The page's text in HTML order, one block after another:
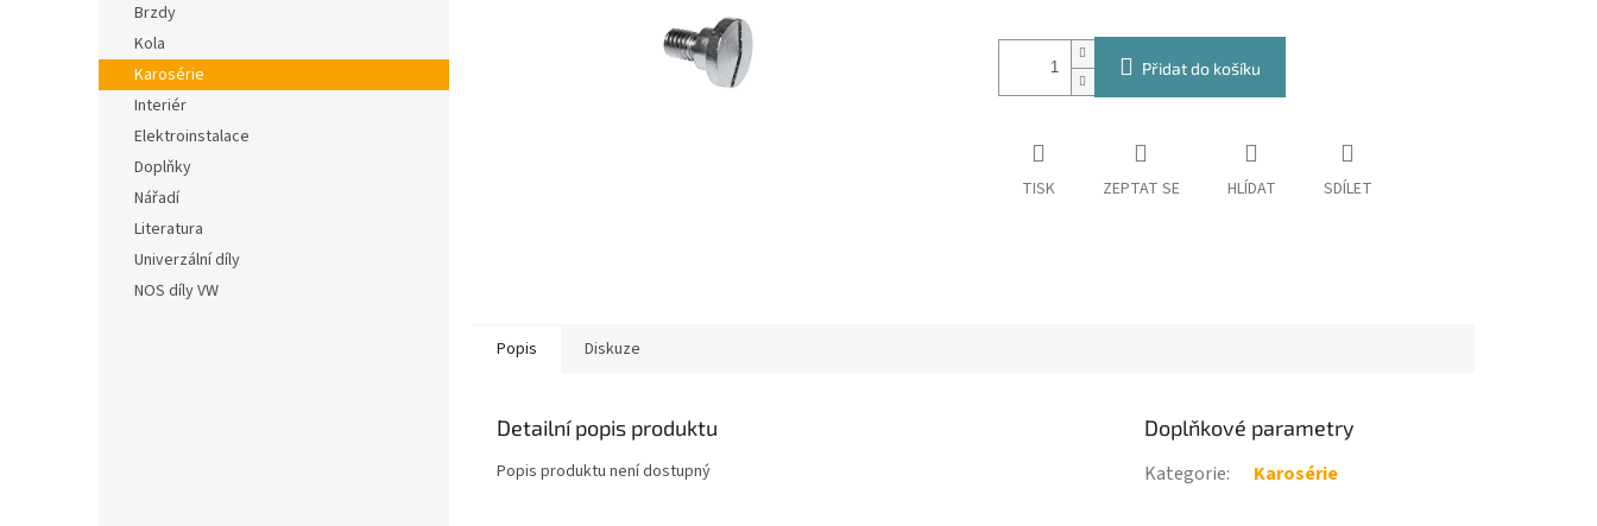
l
Brzdy
Kola
Karosérie
Interiér
Elektroinstalace
Doplňky
Nářadí
Literatura
Univerzální díly
NOS díly VW
Přidat do košíku
TISK ZEPTAT SE HLÍDAT SDÍLET
Popis Diskuze
Detailní popis produktu
Popis produktu není dostupný
Doplňkové parametry
Kategorie: Karosérie